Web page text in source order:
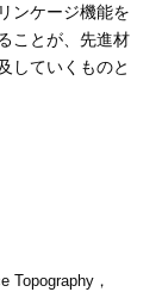
ンケージ機能を
ことが、先進材
していくものと
Topography，